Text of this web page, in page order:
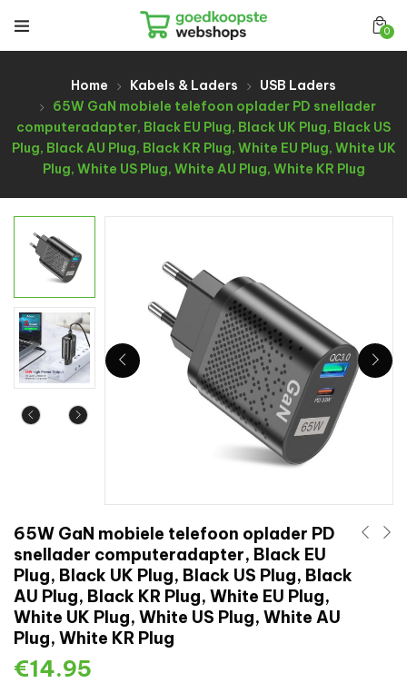
0
Home Kabels & Laders
USB Laders
65W GaN mobiele telefoon oplader PD snellader
computeradapter, Black EU Plug, Black UK Plug, Black US
Plug, Black AU Plug, Black KR Plug, White EU Plug, White UK
Plug, White US Plug, White AU Plug, White KR Plug
65W GaN mobiele telefoon oplader PD
snellader computeradapter, Black EU
Plug, Black UK Plug, Black US Plug, Black
AU Plug, Black KR Plug, White EU Plug,
White UK Plug, White US Plug, White AU
Plug, White KR Plug
€14.95